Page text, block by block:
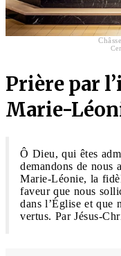
Prière par
Marie-
Ô Dieu, qui êtes
demandons de nous
Marie-Léonie, la
faveur que nous
dans l’Église et que
vertus. Par Jésus-